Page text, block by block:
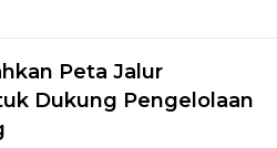
Peta Jalur
Dukung Pengelolaan